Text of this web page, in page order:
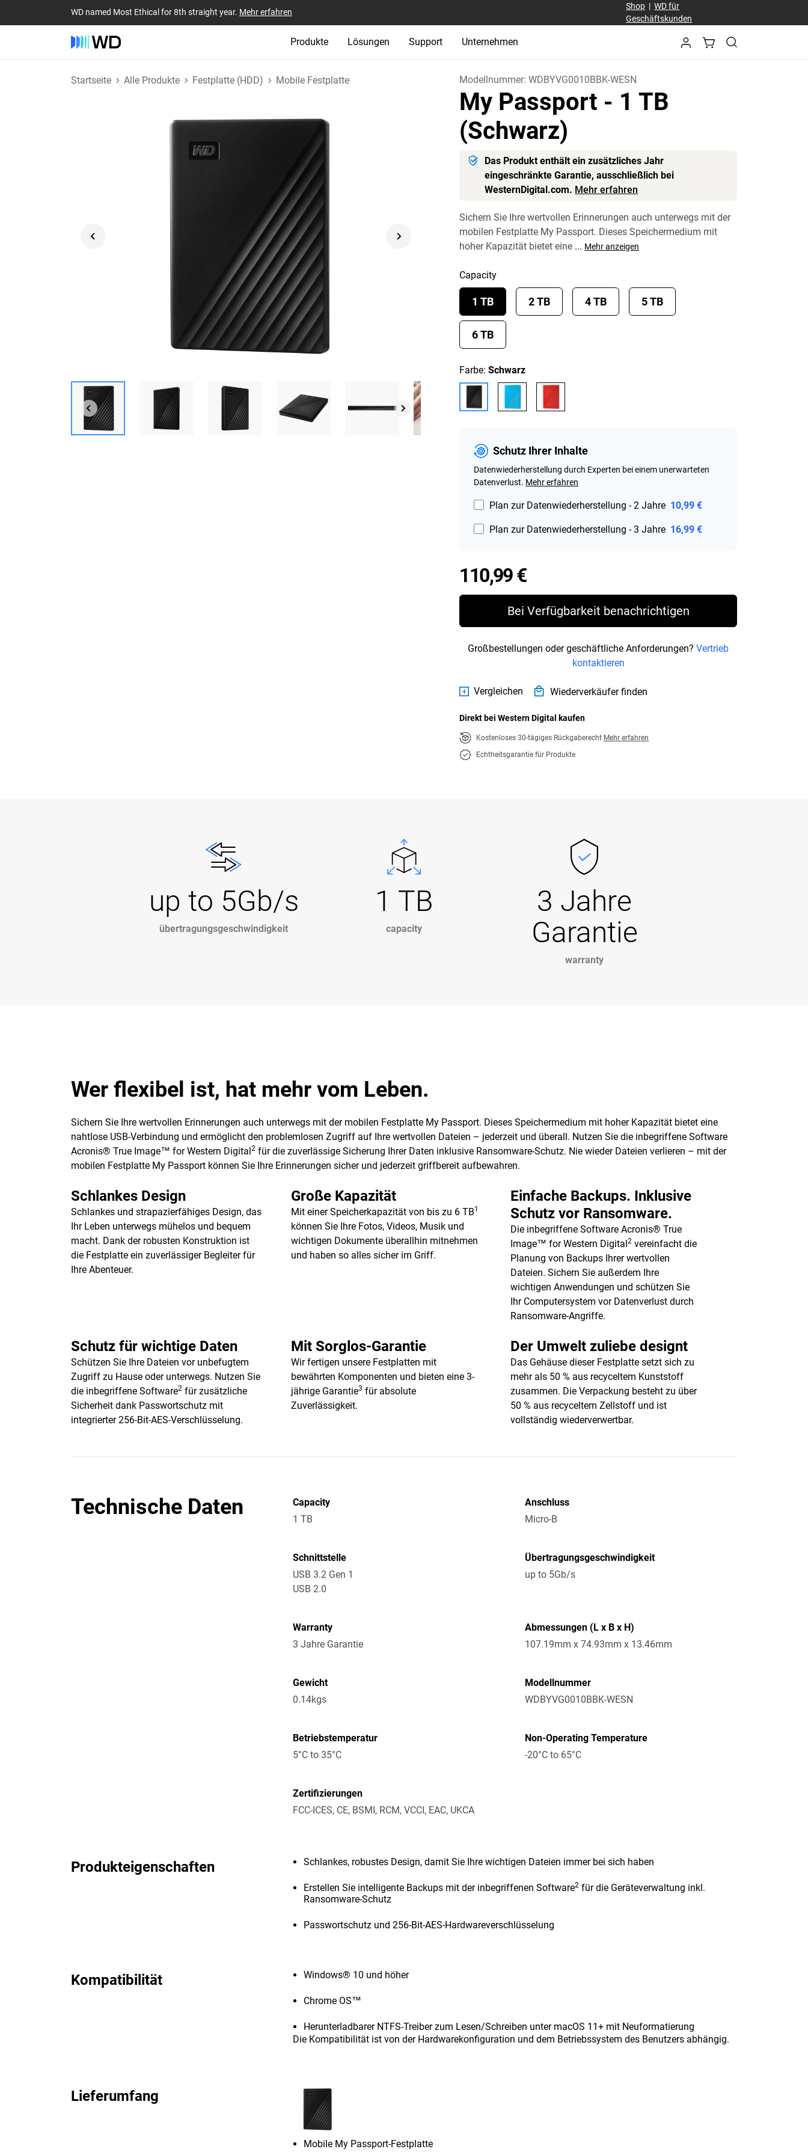
WD named Most Ethical for 8th straight year. Mehr erfahren
Shop |WD für
Geschäftskunden
Produkte Lösungen Support Unternehmen
Startseite Alle Produkte Festplatte (HDD) Mobile Festplatte Modellnummer:WDBYVG0010BBK-WESN
My Passport - 1 TB
(Schwarz)
Das Produkt enthält ein zusätzliches Jahr
eingeschränkte Garantie, ausschließlich bei
WesternDigital.com. Mehr erfahren
Sichern Sie Ihre wertvollen Erinnerungen auch unterwegs mit der
mobilen Festplatte My Passport. Dieses Speichermedium mit
hoher Kapazität bietet eine ... Mehr anzeigen
Capacity
1 TB 2 TB 4 TB 5 TB
6 TB
Farbe:Schwarz
Schutz Ihrer Inhalte
Datenwiederherstellung durch Experten bei einem unerwarteten
Datenverlust. Mehr erfahren
Plan zur Datenwiederherstellung - 2 Jahre 10,99 €
Plan zur Datenwiederherstellung - 3 Jahre 16,99 €
110,99 €Price 110,99 €
Bei Verfügbarkeit benachrichtigen
Großbestellungen oder geschäftliche Anforderungen?Vertrieb
kontaktieren
Vergleichen Wiederverkäufer finden
Direkt bei Western Digital kaufen
Kostenloses 30-tägiges Rückgaberecht Mehr erfahren
Echtheitsgarantie für Produkte
up to 5Gb/s
übertragungsgeschwindigkeit
1 TB
capacity
3 Jahre
Garantie
warranty
Wer flexibel ist, hat mehr vom Leben.
Sichern Sie Ihre wertvollen Erinnerungen auch unterwegs mit der mobilen Festplatte My Passport. Dieses Speichermedium mit hoher Kapazität bietet eine
nahtlose USB-Verbindung und ermöglicht den problemlosen Zugriff auf Ihre wertvollen Dateien – jederzeit und überall. Nutzen Sie die inbegriffene Software
Acronis® True Image™ for Western Digital2 für die zuverlässige Sicherung Ihrer Daten inklusive Ransomware-Schutz. Nie wieder Dateien verlieren – mit der
mobilen Festplatte My Passport können Sie Ihre Erinnerungen sicher und jederzeit griffbereit aufbewahren.
Schlankes Design
Schlankes und strapazierfähiges Design, das
Ihr Leben unterwegs mühelos und bequem
macht. Dank der robusten Konstruktion ist
die Festplatte ein zuverlässiger Begleiter für
Ihre Abenteuer.
Große Kapazität
Mit einer Speicherkapazität von bis zu 6 TB1
können Sie Ihre Fotos, Videos, Musik und
wichtigen Dokumente überallhin mitnehmen
und haben so alles sicher im Griff.
Einfache Backups. Inklusive
Schutz vor Ransomware.
Die inbegriffene Software Acronis® True
Image™ for Western Digital2 vereinfacht die
Planung von Backups Ihrer wertvollen
Dateien. Sichern Sie außerdem Ihre
wichtigen Anwendungen und schützen Sie
Ihr Computersystem vor Datenverlust durch
Ransomware-Angriffe.
Schutz für wichtige Daten
Schützen Sie Ihre Dateien vor unbefugtem
Zugriff zu Hause oder unterwegs. Nutzen Sie
die inbegriffene Software2 für zusätzliche
Sicherheit dank Passwortschutz mit
integrierter 256-Bit-AES-Verschlüsselung.
Mit Sorglos-Garantie
Wir fertigen unsere Festplatten mit
bewährten Komponenten und bieten eine 3-
jährige Garantie3 für absolute
Zuverlässigkeit.
Der Umwelt zuliebe designt
Das Gehäuse dieser Festplatte setzt sich zu
mehr als 50 % aus recyceltem Kunststoff
zusammen. Die Verpackung besteht zu über
50 % aus recyceltem Zellstoff und ist
vollständig wiederverwertbar.
Technische Daten
Capacity
1 TB
Anschluss
Micro-B
Schnittstelle
USB 3.2 Gen 1
USB 2.0
Übertragungsgeschwindigkeit
up to 5Gb/s
Warranty
3 Jahre Garantie
Abmessungen (L x B x H)
107.19mm x 74.93mm x 13.46mm
Gewicht
0.14kgs
Modellnummer
WDBYVG0010BBK-WESN
Betriebstemperatur
5°C to 35°C
Non-Operating Temperature
-20°C to 65°C
Zertifizierungen
FCC-ICES, CE, BSMI, RCM, VCCI, EAC, UKCA
Produkteigenschaften Schlankes, robustes Design, damit Sie Ihre wichtigen Dateien immer bei sich haben
Erstellen Sie intelligente Backups mit der inbegriffenen Software2 für die Geräteverwaltung inkl.
Ransomware-Schutz
Passwortschutz und 256-Bit-AES-Hardwareverschlüsselung
Kompatibilität Windows® 10 und höher
Chrome OS™
Herunterladbarer NTFS-Treiber zum Lesen/Schreiben unter macOS 11+ mit Neuformatierung
Die Kompatibilität ist von der Hardwarekonfiguration und dem Betriebssystem des Benutzers abhängig.
Lieferumfang
Mobile My Passport-Festplatte